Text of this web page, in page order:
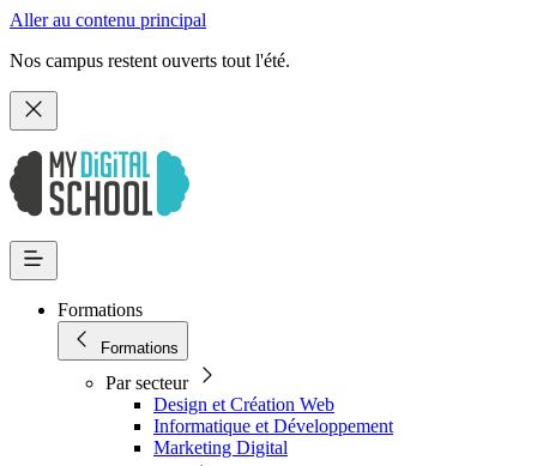
Aller au contenu principal
Nos campus restent ouverts tout l'été.
Formations
Formations
Par secteur
Design et Création Web
Informatique et Développement
Marketing Digital